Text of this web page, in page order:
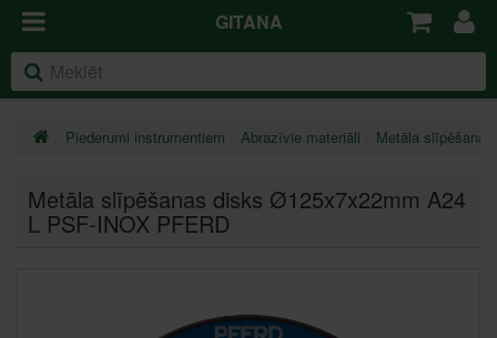
GITANA
Piederumi instrumentiem Abrazīvie materiāli Metāla
Metāla slīpēšanas disks Ø125x7x22mm A24
L PSF-INOX PFERD